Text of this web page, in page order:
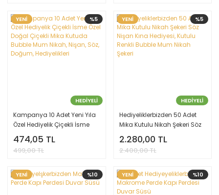
%5
YENİ
HEDİYELİ
Kampanya 10 Adet Yeni Yıla
Özel Hediyelik Çiçekli İsme
Özel Doğal Çiçekli Mika
Kutuda Bubble Mum Nikah,
Nişan, Söz, Doğum,
474,05 TL
499,00 TL
%5
YENİ
HEDİYELİ
Hediyeliklerbizden 50 Adet
Mika Kutulu Nikah Şekeri Söz
Nişan Kına Hediyesi, Kutulu
Renkli Bubble Mum Nikah
Şekeri
2.280,00 TL
2.400,00 TL
%10
YENİ %10
YENİ